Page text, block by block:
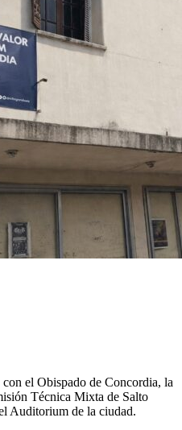
el Obispado de Concordia, la
Técnica Mixta de Salto
Auditorium de la ciudad.